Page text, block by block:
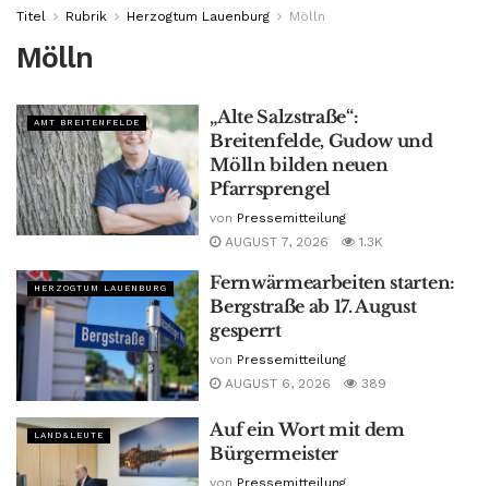
Titel Rubrik Herzogtum Lauenburg Mölln
Mölln
AMT BREITENFELDE
„Alte Salzstraße“:
Breitenfelde, Gudow und
Mölln bilden neuen
Pfarrsprengel
von Pressemitteilung
AUGUST 7, 2026
1.3K
HERZOGTUM LAUENBURG
Fernwärmearbeiten starten:
Bergstraße ab 17. August
gesperrt
von Pressemitteilung
AUGUST 6, 2026
389
LAND&LEUTE
Auf ein Wort mit dem
Bürgermeister
von Pressemitteilung